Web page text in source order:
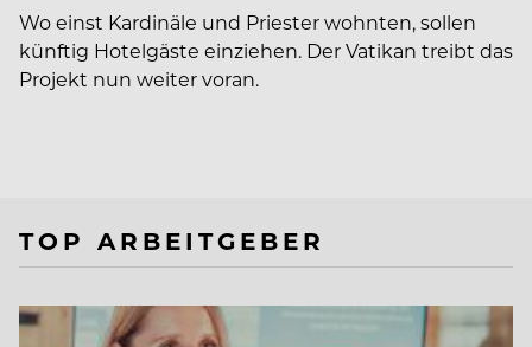
Wo einst Kardinäle und Priester wohnten, sollen
künftig Hotelgäste einziehen. Der Vatikan treibt das
Projekt nun weiter voran.
TOP ARBEITGEBER